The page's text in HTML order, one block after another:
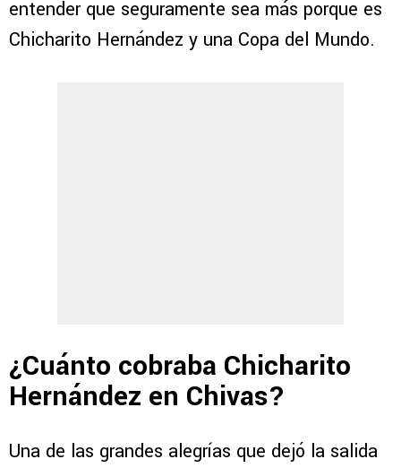
entender que seguramente sea más porque es
Chicharito Hernández y una Copa del Mundo.
¿Cuánto cobraba Chicharito
Hernández en Chivas?
Una de las grandes alegrías que dejó la salida